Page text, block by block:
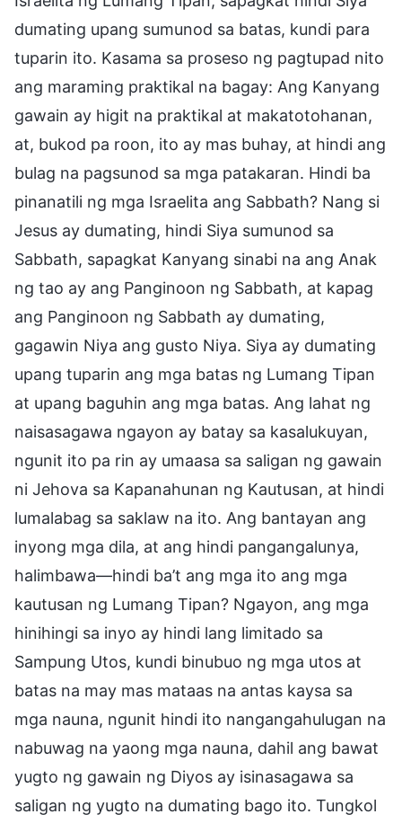
dumating upang sumunod sa batas, kundi para
tuparin ito. Kasama sa proseso ng pagtupad nito
ang maraming praktikal na bagay: Ang Kanyang
gawain ay higit na praktikal at makatotohanan,
at, bukod pa roon, ito ay mas buhay, at hindi ang
bulag na pagsunod sa mga patakaran. Hindi ba
pinanatili ng mga Israelita ang Sabbath? Nang si
Jesus ay dumating, hindi Siya sumunod sa
Sabbath, sapagkat Kanyang sinabi na ang Anak
ng tao ay ang Panginoon ng Sabbath, at kapag
ang Panginoon ng Sabbath ay dumating,
gagawin Niya ang gusto Niya. Siya ay dumating
upang tuparin ang mga batas ng Lumang Tipan
at upang baguhin ang mga batas. Ang lahat ng
naisasagawa ngayon ay batay sa kasalukuyan,
ngunit ito pa rin ay umaasa sa saligan ng gawain
ni Jehova sa Kapanahunan ng Kautusan, at hindi
lumalabag sa saklaw na ito. Ang bantayan ang
inyong mga dila, at ang hindi pangangalunya,
halimbawa—hindi ba’t ang mga ito ang mga
kautusan ng Lumang Tipan? Ngayon, ang mga
hinihingi sa inyo ay hindi lang limitado sa
Sampung Utos, kundi binubuo ng mga utos at
batas na may mas mataas na antas kaysa sa
mga nauna, ngunit hindi ito nangangahulugan na
nabuwag na yaong mga nauna, dahil ang bawat
yugto ng gawain ng Diyos ay isinasagawa sa
saligan ng yugto na dumating bago ito. Tungkol